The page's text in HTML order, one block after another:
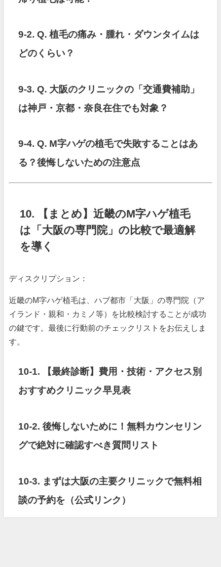
9-2. Q. 植毛の痛み・腫れ・ダウンタイムは
どのくらい？
9-3. Q. 大阪のクリニックの「交通費補助」
は神戸・京都・奈良在住でも対象？
9-4. Q. M字ハゲの植毛で失敗することはあ
る？後悔しないための注意点
10. 【まとめ】近畿のM字ハゲ植毛
は「大阪の専門院」の比較で最適解
を導く
ディスクリプション：
近畿のM字ハゲ植毛は、ハブ都市「大阪」の専門院（ア
イランド・親和・カミノ等）を比較検討することが成功
の鍵です。最後に行動前のチェックリストをお伝えしま
す。
10-1. 【最終診断】費用・技術・アクセス別
おすすめクリニック早見表
10-2. 後悔しないために！無料カウンセリン
グで絶対に確認すべき質問リスト
10-3. まずは大阪の主要クリニックで無料相
談の予約を（公式リンク）